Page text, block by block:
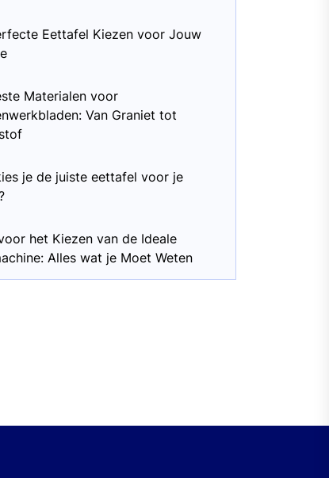
Eettafel Kiezen voor Jouw
Materialen voor
Van Graniet tot
je de juiste eettafel voor je
het Kiezen van de Ideale
Alles wat je Moet Weten